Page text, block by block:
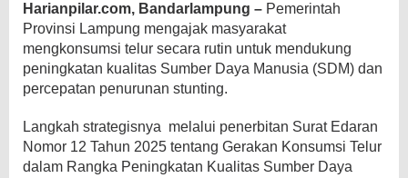
Harianpilar.com, Bandarlampung – Pemerintah
Provinsi Lampung mengajak masyarakat
mengkonsumsi telur secara rutin untuk mendukung
peningkatan kualitas Sumber Daya Manusia (SDM) dan
percepatan penurunan stunting.
Langkah strategisnya melalui penerbitan Surat Edaran
Nomor 12 Tahun 2025 tentang Gerakan Konsumsi Telur
dalam Rangka Peningkatan Kualitas Sumber Daya